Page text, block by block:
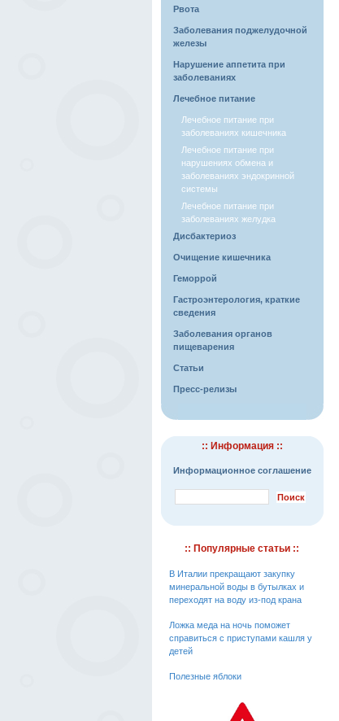
Рвота
Заболевания поджелудочной
железы
Нарушение аппетита при
заболеваниях
Лечебное питание
Лечебное питание при
заболеваниях кишечника
Лечебное питание при
нарушениях обмена и
заболеваниях эндокринной
системы
Лечебное питание при
заболеваниях желудка
Дисбактериоз
Очищение кишечника
Геморрой
Гастроэнтерология, краткие
сведения
Заболевания органов
пищеварения
Статьи
Пресс-релизы
:: Информация ::
Информационное соглашение
:: Популярные статьи ::
В Италии прекращают закупку
минеральной воды в бутылках и
переходят на воду из-под крана
Ложка меда на ночь поможет
справиться с приступами кашля у
детей
Полезные яблоки